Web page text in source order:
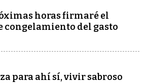
horas firmaré el
congelamiento del gasto
para ahí sí, vivir sabroso